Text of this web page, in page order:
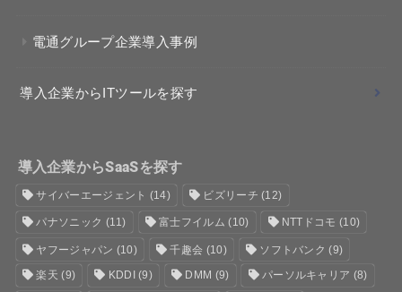
電通グループ企業導入事例
導入企業からITツールを探す
導入企業からSaaSを探す
サイバーエージェント (14) ビズリーチ (12)
パナソニック (11) 富士フイルム (10) NTTドコモ (10)
ヤフージャパン (10) 千趣会 (10) ソフトバンク (9)
楽天 (9) KDDI (9) DMM (9) パーソルキャリア (8)